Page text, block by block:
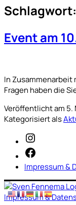
Schlagwort:
Event am
In Zusammenarbeit
Fragen haben die
Veröffentlicht am 5.
Kategorisiert als
Impressum &
Impressum &